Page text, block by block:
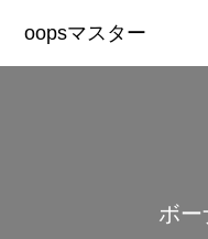
oopsマスター
ボ